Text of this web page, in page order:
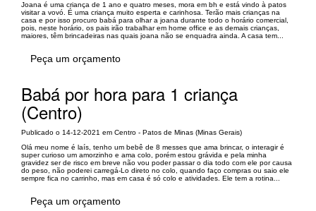
Joana é uma criança de 1 ano e quatro meses, mora em bh e está vindo à patos
visitar a vovó. É uma criança muito esperta e carinhosa. Terão mais crianças na
casa e por isso procuro babá para olhar a joana durante todo o horário comercial,
pois, neste horário, os pais irão trabalhar em home office e as demais crianças,
maiores, têm brincadeiras nas quais joana não se enquadra ainda. A casa tem...
Peça um orçamento
Babá por hora para 1 criança
(Centro)
Publicado o 14-12-2021 em Centro - Patos de Minas (Minas Gerais)
Olá meu nome é laís, tenho um bebê de 8 messes que ama brincar, o interagir é
super curioso um amorzinho e ama colo, porém estou grávida e pela minha
gravidez ser de risco em breve não vou poder passar o dia todo com ele por causa
do peso, não poderei carregá-Lo direto no colo, quando faço compras ou saio ele
sempre fica no carrinho, mas em casa é só colo e atividades. Ele tem a rotina...
Peça um orçamento